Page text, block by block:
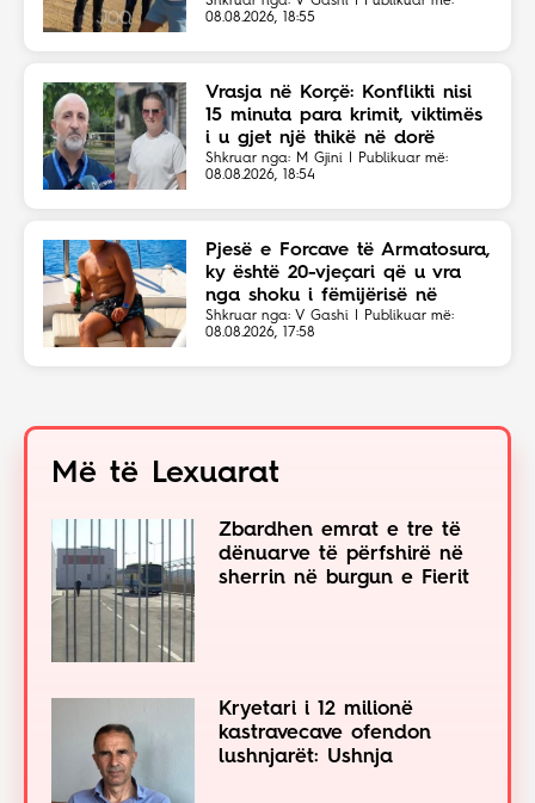
08.08.2026, 18:55
Vrasja në Korçë: Konflikti nisi
15 minuta para krimit, viktimës
i u gjet një thikë në dorë
Shkruar nga: M Gjini | Publikuar më:
08.08.2026, 18:54
Pjesë e Forcave të Armatosura,
ky është 20-vjeçari që u vra
nga shoku i fëmijërisë në
Korçë
Shkruar nga: V Gashi | Publikuar më:
08.08.2026, 17:58
Më të Lexuarat
Zbardhen emrat e tre të
dënuarve të përfshirë në
sherrin në burgun e Fierit
Kryetari i 12 milionë
kastravecave ofendon
lushnjarët: Ushnja